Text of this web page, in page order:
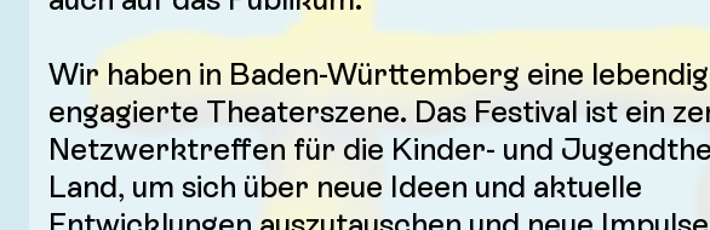
Wir haben in Baden-Württemberg eine
engagierte Theaterszene. Das Festival ist ein
Netzwerktreffen für die Kinder- und
Land, um sich über neue Ideen und aktuelle